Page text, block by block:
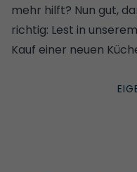
mehr hilft? Nun gut,
richtig: Lest in
Kauf einer neuen